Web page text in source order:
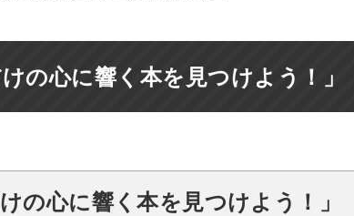
の心に響く本を見つけよう！」
の心に響く本を見つけよう！」